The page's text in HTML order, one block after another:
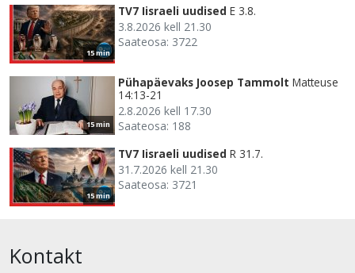
15 min
TV7 Iisraeli uudised E 3.8.
3.8.2026 kell 21.30
Saateosa: 3722
15 min
Pühapäevaks Joosep Tammolt Matteuse
14:13-21
2.8.2026 kell 17.30
Saateosa: 188
15 min
TV7 Iisraeli uudised R 31.7.
31.7.2026 kell 21.30
Saateosa: 3721
Kontakt